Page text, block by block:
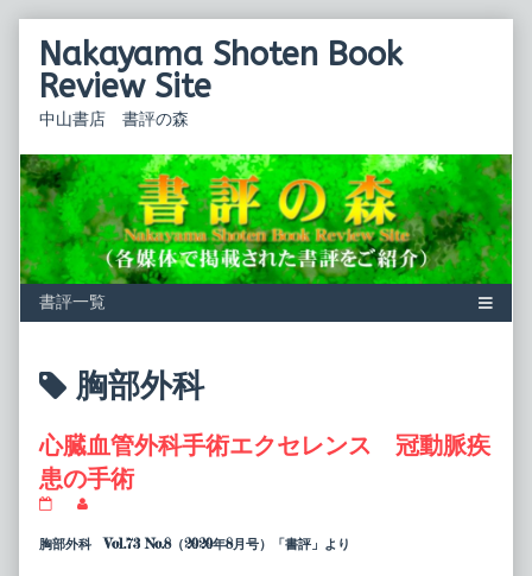
contentNakayama Shoten Book
Review Site
中山書店 書評の森
Posts
tagged
胸部外科
心臓血管外科手術エクセレンス 冠動脈疾
患の手術
血
posts
胸部外科 Vol.73 No.8（2020年8月号）「書評」より